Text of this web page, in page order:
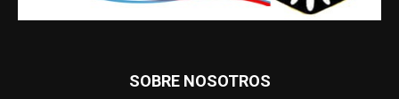
SOBRE NOSOTROS